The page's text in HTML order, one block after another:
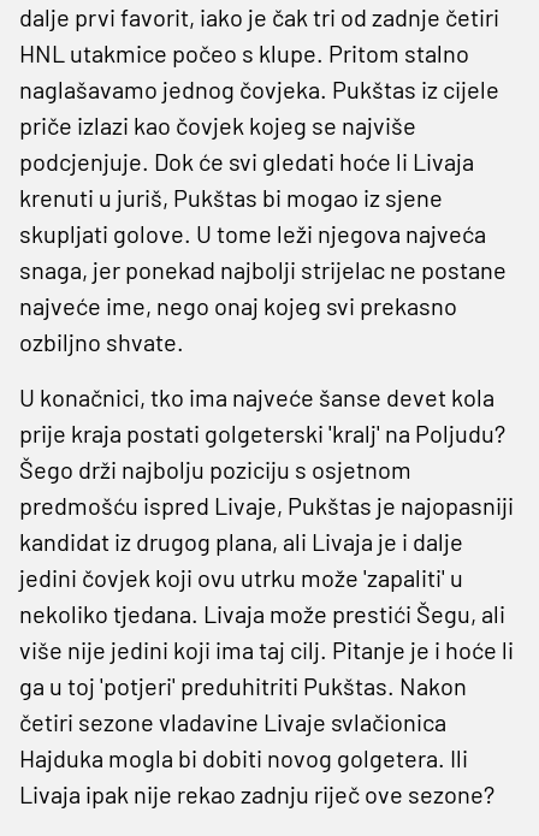
dalje prvi favorit, iako je čak tri od zadnje četiri
HNL utakmice počeo s klupe. Pritom stalno
naglašavamo jednog čovjeka. Pukštas iz cijele
priče izlazi kao čovjek kojeg se najviše
podcjenjuje. Dok će svi gledati hoće li Livaja
krenuti u juriš, Pukštas bi mogao iz sjene
skupljati golove. U tome leži njegova najveća
snaga, jer ponekad najbolji strijelac ne postane
najveće ime, nego onaj kojeg svi prekasno
ozbiljno shvate.
U konačnici, tko ima najveće šanse devet kola
prije kraja postati golgeterski 'kralj' na Poljudu?
Šego drži najbolju poziciju s osjetnom
predmošću ispred Livaje, Pukštas je najopasniji
kandidat iz drugog plana, ali Livaja je i dalje
jedini čovjek koji ovu utrku može 'zapaliti' u
nekoliko tjedana. Livaja može prestići Šegu, ali
više nije jedini koji ima taj cilj. Pitanje je i hoće li
ga u toj 'potjeri' preduhitriti Pukštas. Nakon
četiri sezone vladavine Livaje svlačionica
Hajduka mogla bi dobiti novog golgetera. Ili
Livaja ipak nije rekao zadnju riječ ove sezone?